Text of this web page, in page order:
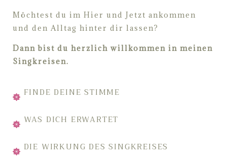
Möchtest du im Hier und Jetzt ankommen
und den Alltag hinter dir lassen?
Dann bist du herzlich willkommen in meinen
Singkreisen.
FINDE DEINE STIMME
WAS DICH ERWARTET
DIE WIRKUNG DES SINGKREISES